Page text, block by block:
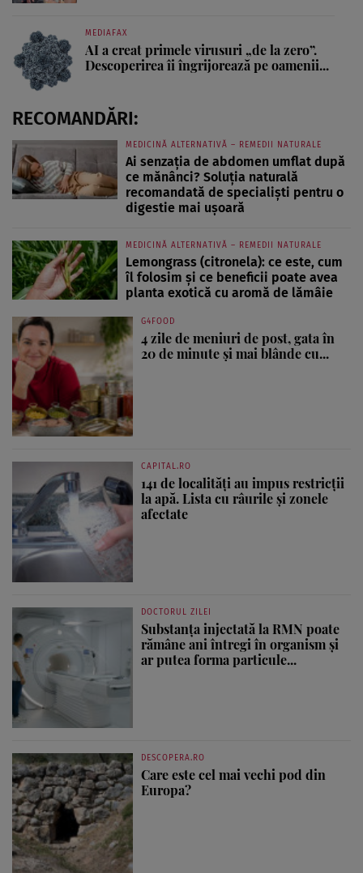
MEDIAFAX
AI a creat primele virusuri „de la zero”.
Descoperirea îi îngrijorează pe oamenii...
RECOMANDĂRI:
MEDICINĂ ALTERNATIVĂ – REMEDII NATURALE
Ai senzația de abdomen umflat după
ce mănânci? Soluția naturală
recomandată de specialiști pentru o
digestie mai ușoară
MEDICINĂ ALTERNATIVĂ – REMEDII NATURALE
Lemongrass (citronela): ce este, cum
îl folosim și ce beneficii poate avea
planta exotică cu aromă de lămâie
G4FOOD
4 zile de meniuri de post, gata în
20 de minute și mai blânde cu...
CAPITAL.RO
141 de localități au impus restricții
la apă. Lista cu râurile și zonele
afectate
DOCTORUL ZILEI
Substanța injectată la RMN poate
rămâne ani întregi în organism și
ar putea forma particule...
DESCOPERA.RO
Care este cel mai vechi pod din
Europa?